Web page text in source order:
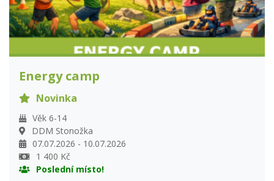
Energy camp
Novinka
Věk 6-14
DDM Stonožka
07.07.2026 - 10.07.2026
1 400 Kč
Poslední místo!